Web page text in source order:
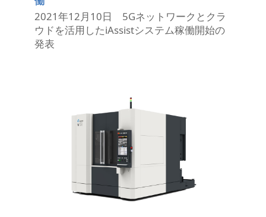
2021年12月10日 5Gネットワークとクラ
ウドを活用したiAssistシステム稼働開始の
発表